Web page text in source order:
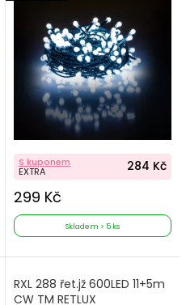
S kuponem
EXTRA 284 Kč
299 Kč
Skladem > 5 ks
RXL 288 řet.jž 600LED 11+5m
CW TM RETLUX